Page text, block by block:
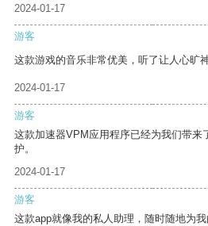
2024-01-17
游客
这款游戏的音乐非常优美，听了让人心旷神
2024-01-17
游客
这款加速器VPM应用程序已经为我们带来
护。
2024-01-17
游客
这款app就像我的私人助理，随时随地为